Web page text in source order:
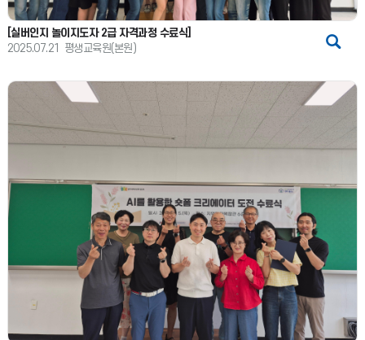
[실버인지 놀이지도자 2급 자격과정 수료식]
2025.07.21
평생교육원(본원)